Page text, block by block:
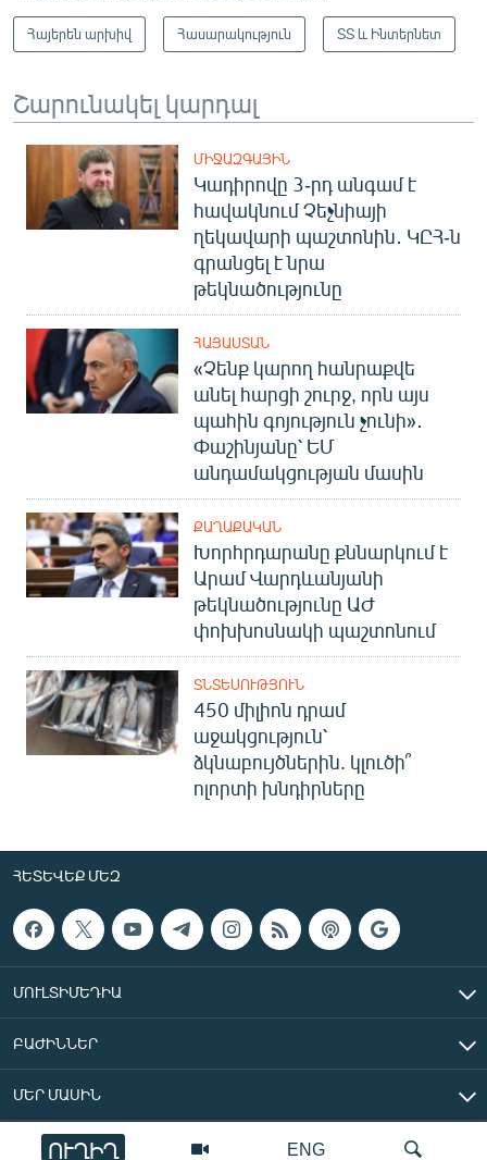
ENG
ՈՒՂԻՂ
Հայերեն արխիվ Հասարակություն ՏՏ և Ինտերնետ
Շարունակել կարդալ
ՄԻՋԱԶԳԱՅԻՆ
Կադիրովը 3-րդ անգամ է
հավակնում Չեչնիայի
ղեկավարի պաշտոնին․ ԿԸՀ-ն
գրանցել է նրա
թեկնածությունը
ՀԱՅԱՍՏԱՆ
«Չենք կարող հանրաքվե
անել հարցի շուրջ, որն այս
պահին գոյություն չունի»․
Փաշինյանը՝ ԵՄ
անդամակցության մասին
ՔԱՂԱՔԱԿԱՆ
Խորհրդարանը քննարկում է
Արամ Վարդևանյանի
թեկնածությունը ԱԺ
փոխխոսնակի պաշտոնում
ՏՆՏԵՍՈՒԹՅՈՒՆ
450 միլիոն դրամ
աջակցություն՝
ձկնաբույծներին. կլուծի՞
ոլորտի խնդիրները
ՀԵՏԵՎԵՔ ՄԵԶ
ՄՈՒԼՏԻՄԵԴԻԱ
ԲԱԺԻՆՆԵՐ
ՄԵՐ ՄԱՍԻՆ
«Ազատ Եվրոպա/Ազատություն» ռադիոկայան © 2026